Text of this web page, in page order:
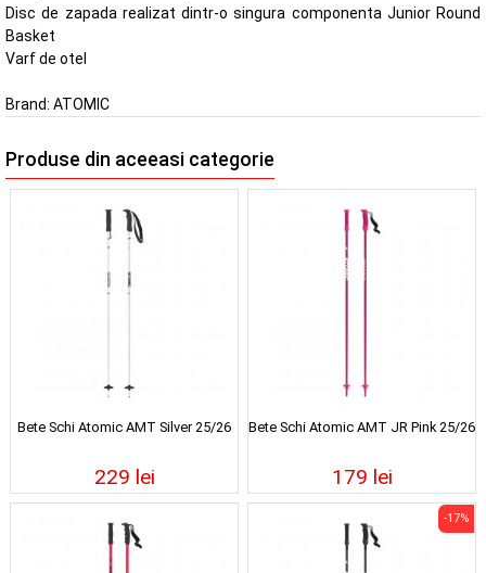
Disc de zapada realizat dintr-o singura componenta Junior Round
Basket
Varf de otel
Brand: ATOMIC
Produse din aceeasi categorie
Bete Schi Atomic AMT Silver 25/26
229 lei
Bete Schi Atomic AMT JR Pink 25/26
179 lei
-17%